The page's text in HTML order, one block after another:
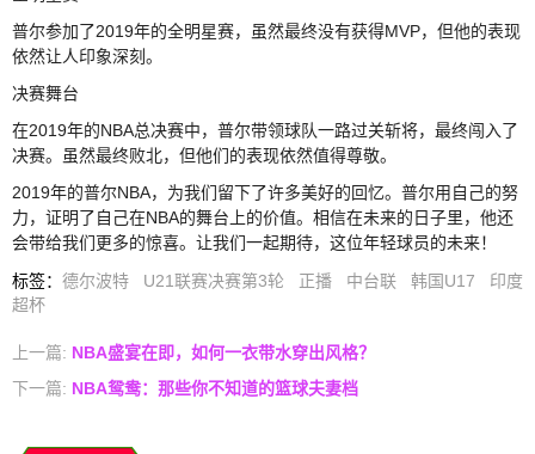
普尔参加了2019年的全明星赛，虽然最终没有获得MVP，但他的表现
依然让人印象深刻。
决赛舞台
在2019年的NBA总决赛中，普尔带领球队一路过关斩将，最终闯入了
决赛。虽然最终败北，但他们的表现依然值得尊敬。
2019年的普尔NBA，为我们留下了许多美好的回忆。普尔用自己的努
力，证明了自己在NBA的舞台上的价值。相信在未来的日子里，他还
会带给我们更多的惊喜。让我们一起期待，这位年轻球员的未来！
标签： 德尔波特 U21联赛决赛第3轮 正播 中台联 韩国U17
印度
超杯
上一篇: NBA盛宴在即，如何一衣带水穿出风格？
下一篇: NBA鸳鸯：那些你不知道的篮球夫妻档